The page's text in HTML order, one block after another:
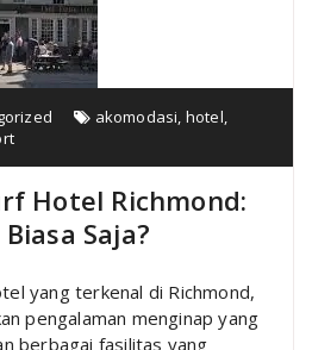
akomodasi hotel
Hotel Richmond:
Saja?
yang terkenal di Richmond,
pengalaman menginap yang
berbagai fasilitas yang